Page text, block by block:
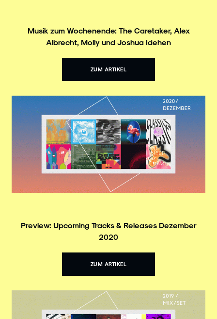
Musik zum Wochenende: The Caretaker, Alex
Albrecht, Molly und Joshua Idehen
ZUM ARTIKEL
Preview: Upcoming Tracks & Releases Dezember
2020
ZUM ARTIKEL